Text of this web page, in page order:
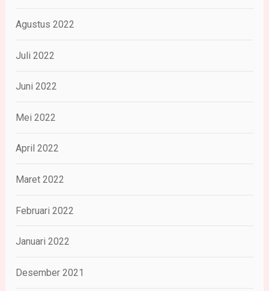
Agustus 2022
Juli 2022
Juni 2022
Mei 2022
April 2022
Maret 2022
Februari 2022
Januari 2022
Desember 2021